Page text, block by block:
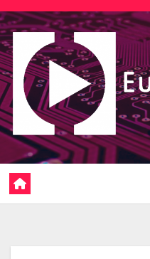
Saltar
al
contenido